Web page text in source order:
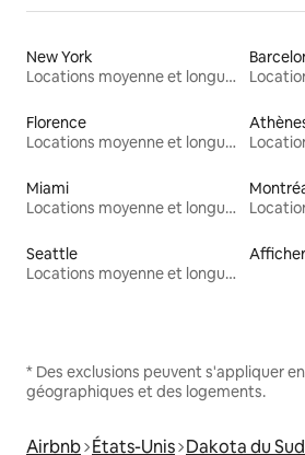
New York
Locations moyenne et longue durée
Florence
Locations moyenne et longue durée
Miami
Locations moyenne et longue durée
Seattle
Locations moyenne et longue durée
* Des exclusions peuvent s'appliquer
géographiques et des logements.
Airbnb États-Unis Dakota du Sud